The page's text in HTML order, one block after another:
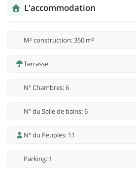
L'accommodation
M² construction: 350 m²
Terrasse
Nº Chambres: 6
Nº du Salle de bains: 6
Nº du Peuples: 11
Parking: 1